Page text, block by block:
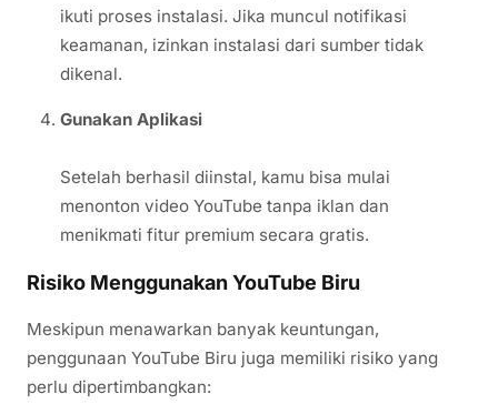
ikuti proses instalasi. Jika muncul notifikasi
keamanan, izinkan instalasi dari sumber tidak
dikenal.
Gunakan Aplikasi
Setelah berhasil diinstal, kamu bisa mulai
menonton video YouTube tanpa iklan dan
menikmati fitur premium secara gratis.
Risiko Menggunakan YouTube Biru
Meskipun menawarkan banyak keuntungan,
penggunaan YouTube Biru juga memiliki risiko yang
perlu dipertimbangkan: